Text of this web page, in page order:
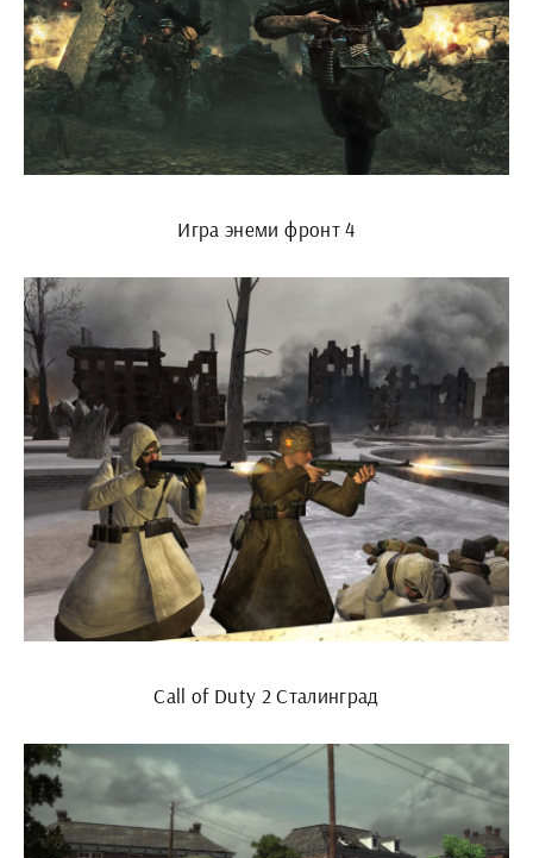
Игра энеми фронт 4
Call of Duty 2 Сталинград